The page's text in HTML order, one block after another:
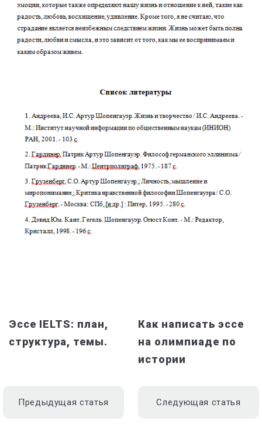
Эссе IELTS: план,
структура, темы.
Предыдущая статья
Как написать эссе
на олимпиаде по
истории
Следующая статья